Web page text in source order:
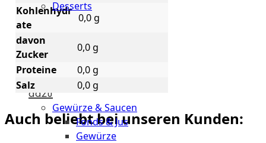
Desserts
Neu
Sale
&
dazu
Gewürze & Saucen
Fonds & Jus
Gewürze
Kohlenhydr
ate
0,0 g
davon
Zucker
0,0 g
Proteine
0,0 g
Salz
0,0 g
Auch beliebt bei unseren Kunden: